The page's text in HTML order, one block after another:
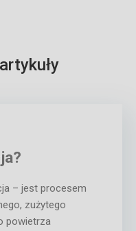
– jest procesem
zużytego
powietrza